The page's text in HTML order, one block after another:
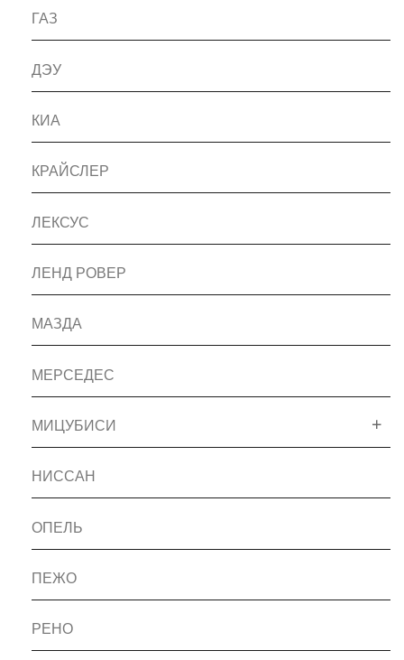
ГАЗ
ДЭУ
КИА
КРАЙСЛЕР
ЛЕКСУС
ЛЕНД РОВЕР
МАЗДА
МЕРСЕДЕС
МИЦУБИСИ
НИССАН
ОПЕЛЬ
ПЕЖО
РЕНО